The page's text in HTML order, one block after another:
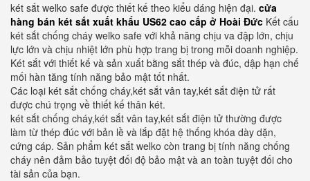
két sắt welko safe được thiết kế theo kiểu dáng hiện đại. cửa
hàng bán két sắt xuất khẩu US62 cao cấp ở Hoài Đức Kết cấu
két sắt chống cháy welko safe với khả năng chịu va đập lớn, chịu
lực lớn và chịu nhiệt lớn phù hợp trang bị trong mỗi doanh nghiệp.
Két sắt với thiết kế và sản xuất bằng sắt thép và đúc, dập hạn chế
mối hàn tăng tính năng bảo mật tốt nhất.
Các loại két sắt chống cháy,két sắt vân tay,két sắt điện tử rất
được chú trọng về thiết kế thân két.
két sắt chống cháy,két sắt vân tay,két sắt điện tử thường được
làm từ thép đúc với bản lề và lắp đặt hệ thống khóa dày dặn,
cứng cáp. Sản phẩm két sắt welko còn trang bị tính năng chống
cháy nên đảm bảo tuyệt đối độ bảo mật và an toàn tuyệt đối cho
tài sản của bạn.